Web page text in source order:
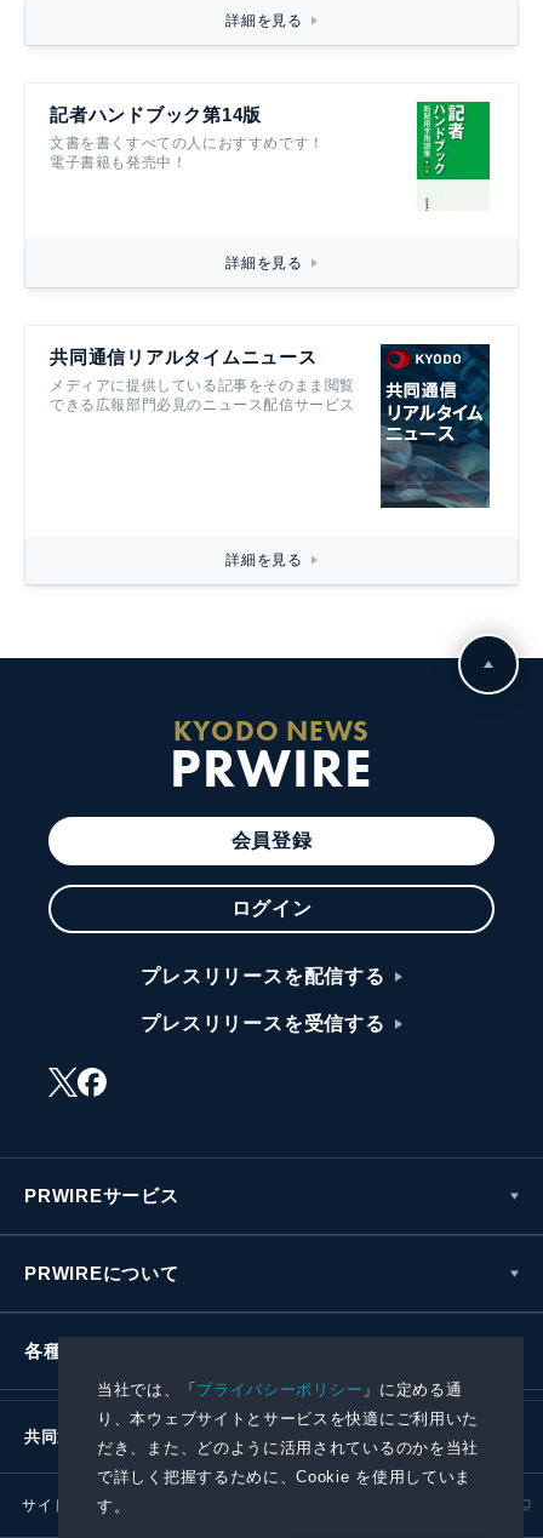
当社では、「プライバシーポリシー 」に定める通
り、本ウェブサイトとサービスを快適にご利用いた
だき、また、どのように活用されているのかを当社
で詳しく把握するために、Cookie を使用していま
す。
詳細を見る
記者ハンドブック第14版
文書を書くすべての人におすすめです！
電子書籍も発売中！
詳細を見る
共同通信リアルタイムニュース
メディアに提供している記事をそのまま閲覧
できる広報部門必見のニュース配信サービス
詳細を見る
KYODO NEWS
PRWIRE
会員登録
ログイン
プレスリリースを配信する
プレスリリースを受信する
PRWIREサービス
PRWIREについて
各種お問い合わせ
共同通信社グループ
サイトポリシー